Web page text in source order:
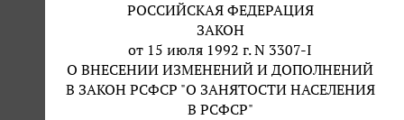
РОССИЙСКАЯ ФЕДЕРАЦИЯ
ЗАКОН
от 15 июля 1992 г. N 3307-I
О ВНЕСЕНИИ ИЗМЕНЕНИЙ И ДОПОЛНЕНИЙ
В ЗАКОН РСФСР "О ЗАНЯТОСТИ НАСЕЛЕНИЯ
В РСФСР"